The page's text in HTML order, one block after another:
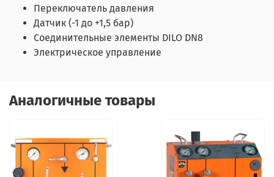
Переключатель давления
Датчик (-1 до +1,5 бар)
Соединительные элементы DILO DN8
Электрическое управление
Аналогичные товары